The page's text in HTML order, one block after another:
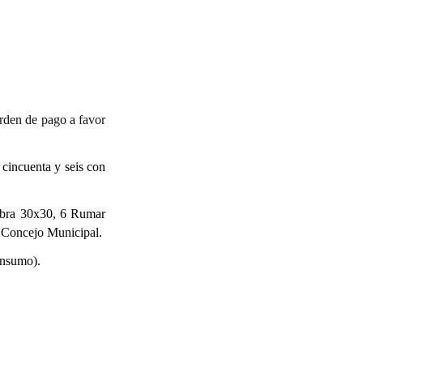
de pago a favor
y seis con
30x30, 6 Rumar
Municipal.